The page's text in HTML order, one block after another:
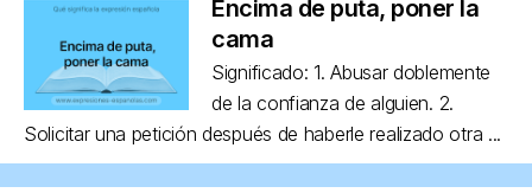
Encima de puta, poner la
cama
Significado: 1. Abusar doblemente
de la confianza de alguien. 2.
Solicitar una petición después de haberle realizado otra ...